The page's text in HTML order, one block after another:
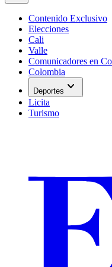
Contenido Exclusivo
Elecciones
Cali
Valle
Comunicadores en
Colombia
Deportes expand_more
Licita
Turismo